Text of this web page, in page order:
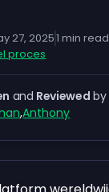
27, 20251 min read
proces
and Reviewed by
,Anthony